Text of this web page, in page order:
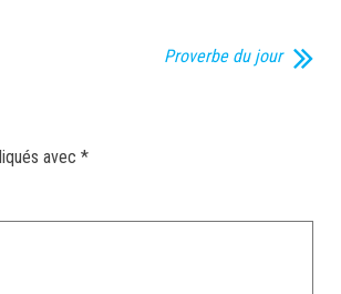
Proverbe du jour
avec *